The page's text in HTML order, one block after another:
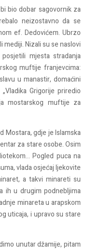
bio dobar sagovornik za
neizostavno da se
ef. Dedovićem. Ubrzo
mediji. Nizali su se naslovi
mjesta stradanja
muftije franjevcima:
u manastir, domaćini
Grigorije priredio
mostarskog muftije za
Mostara, gdje je Islamska
za stare osobe. Osim
Pogled puca na
vlada osjećaj ljekovite
a takvi minareti su
ih u drugim podnebljima
minareta u arapskom
uticaja, i upravo su stare
unutar džamije, pitam